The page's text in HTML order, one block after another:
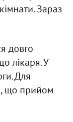
Зараз
довго
лікаря. У
Для
що прийом